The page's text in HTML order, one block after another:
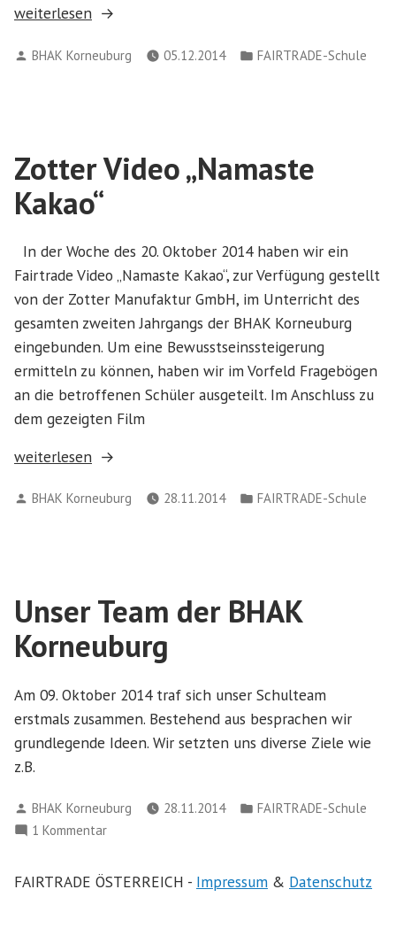
„Aktionstag
Tag
weiterlesen
Verfasst
BHAK Korneuburg 05.12.2014
Veröffentlicht
FAIRTRADE-Schule
Zotter Video „Namaste
Kakao“
In der Woche des 20. Oktober 2014 haben wir ein
Fairtrade Video „Namaste Kakao“, zur Verfügung gestellt
von der Zotter Manufaktur GmbH, im Unterricht des
gesamten zweiten Jahrgangs der BHAK Korneuburg
eingebunden. Um eine Bewusstseinssteigerung
ermitteln zu können, haben wir im Vorfeld Fragebögen
an die betroffenen Schüler ausgeteilt. Im Anschluss zu
dem gezeigten Film
„Zotter
„Namaste
weiterlesen
Verfasst
BHAK Korneuburg 28.11.2014
Veröffentlicht
FAIRTRADE-Schule
Unser Team der BHAK
Korneuburg
Am 09. Oktober 2014 traf sich unser Schulteam
erstmals zusammen. Bestehend aus besprachen wir
grundlegende Ideen. Wir setzten uns diverse Ziele wie
z.B.
Verfasst
von
BHAK Korneuburg 28.11.2014
Veröffentlicht
FAIRTRADE-Schule
1 Kommentarzu
FAIRTRADE ÖSTERREICH - Impressum & Datenschutz